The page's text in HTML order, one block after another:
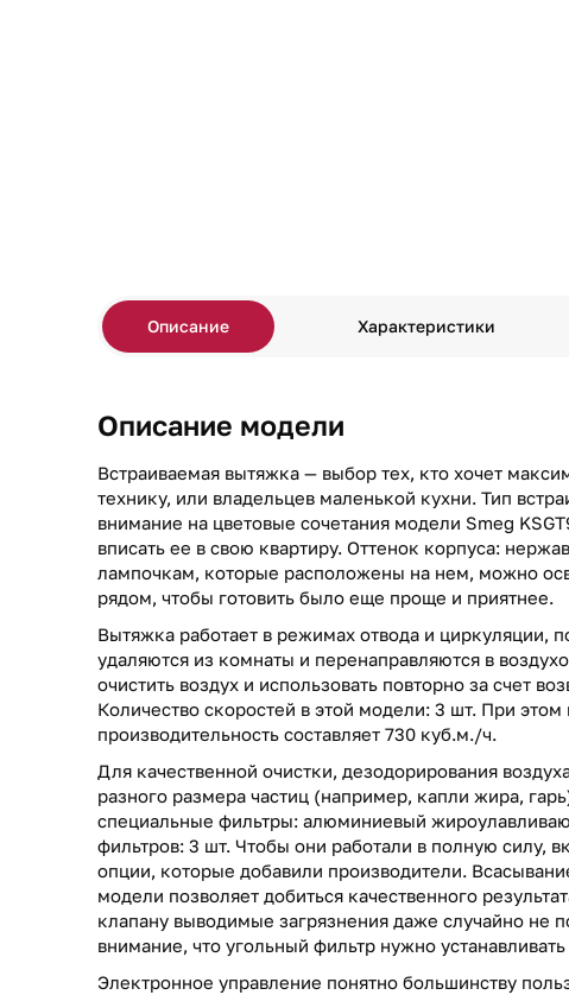
Описание Характеристики
Описание модели
Встраиваемая вытяжка — выбор тех, кто хочет
технику, или владельцев маленькой кухни. Тип
внимание на цветовые сочетания модели Smeg
вписать ее в свою квартиру. Оттенок корпуса:
лампочкам, которые расположены на нем, можно
рядом, чтобы готовить было еще проще и приятнее.
Вытяжка работает в режимах отвода и циркуляции,
удаляются из комнаты и перенаправляются в
очистить воздух и использовать повторно за счет
Количество скоростей в этой модели: 3 шт. При
производительность составляет 730 куб.м./ч.
Для качественной очистки, дезодорирования
разного размера частиц (например, капли жира,
специальные фильтры: алюминиевый
фильтров: 3 шт. Чтобы они работали в полную силу,
опции, которые добавили производители.
модели позволяет добиться качественного
клапану выводимые загрязнения даже случайно не
внимание, что угольный фильтр нужно устанавливать
Электронное управление понятно большинству